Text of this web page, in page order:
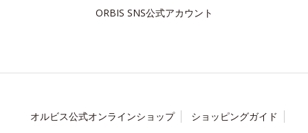
ORBIS SNS公式アカウント
オルビス公式オンラインショップ
ショッピングガイド